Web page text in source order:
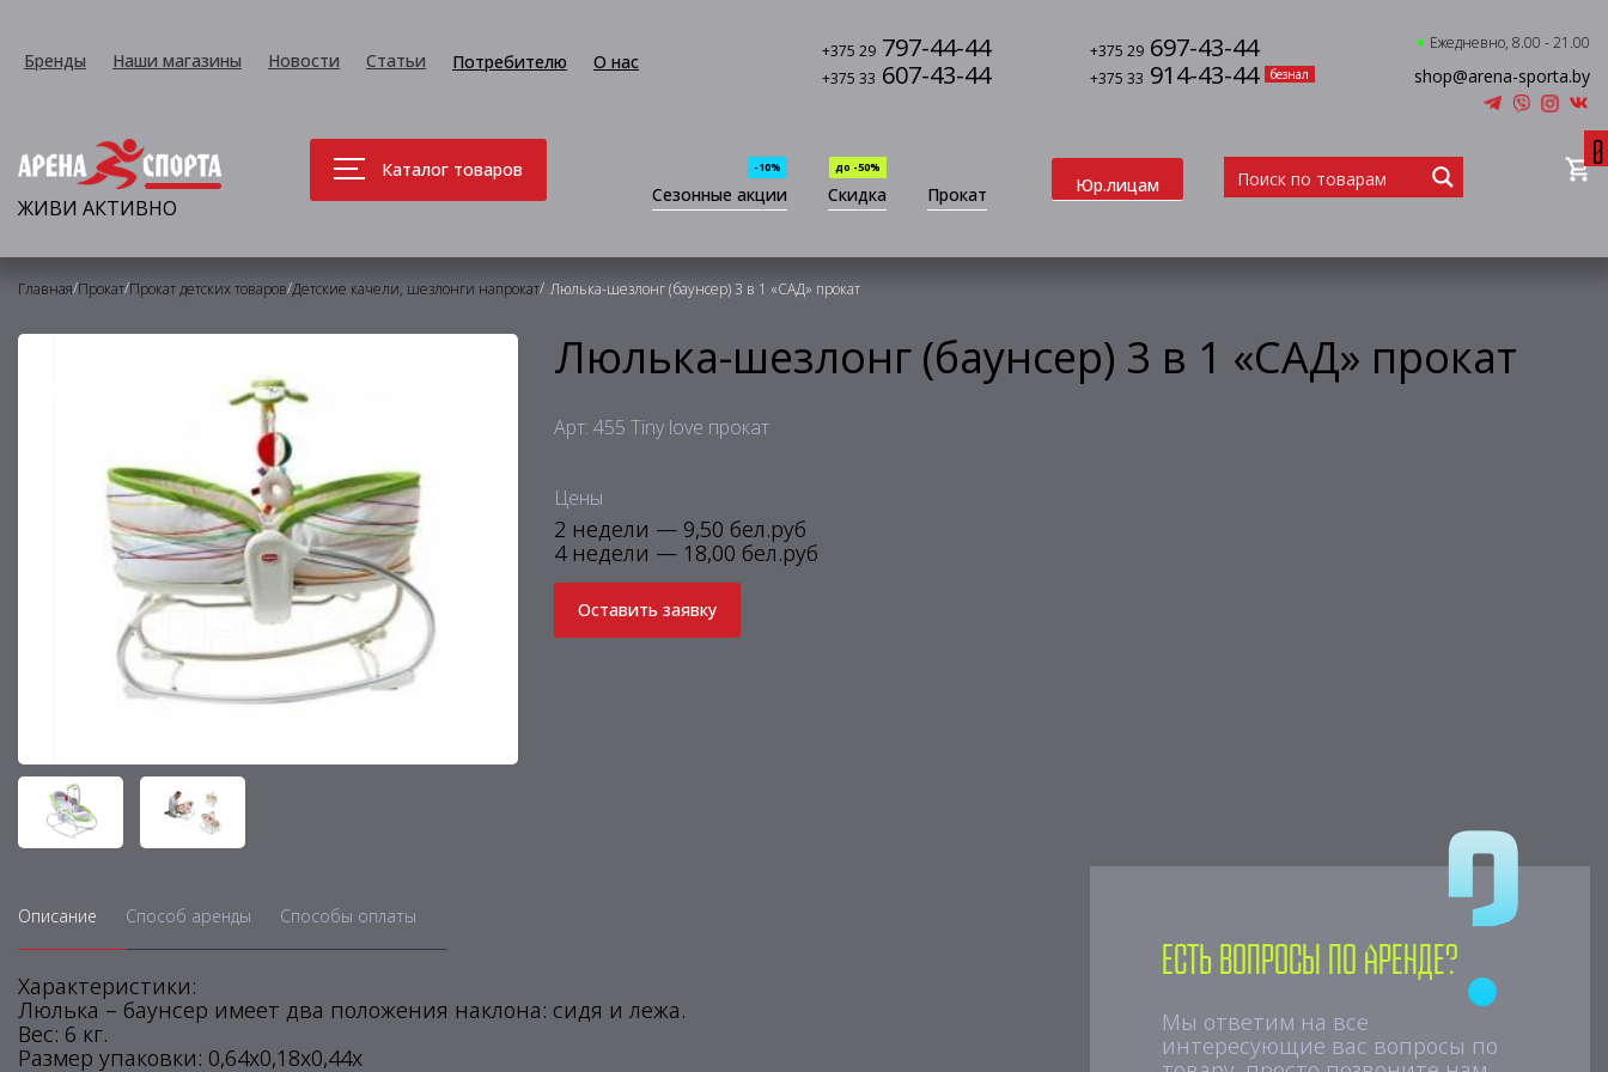
Бренды Наши магазины Новости Статьи Потребителю О нас +375 29 797-44-44 +375 29 697-43-44
+375 33 607-43-44 +375 33 914-43-44 безнал
Ежедневно, 8.00 - 21.00
shop@arena-sporta.by
ЖИВИ АКТИВНО
Каталог товаров
Сезонные акции
-10%
Скидка
до -50%
Прокат Юр.лицам
0
Главная/Прокат/Прокат детских товаров/Детские качели, шезлонги напрокат/ Люлька-шезлонг (баунсер) 3 в 1 «САД» прокат
Люлька-шезлонг (баунсер) 3 в 1 «САД» прокат
Арт: 455 Tiny love прокат
Цены
2 недели — 9,50 бел.руб
4 недели — 18,00 бел.руб
Оставить заявку
Описание Способ аренды Способы оплаты
Характеристики:
Люлька – баунсер имеет два положения наклона: сидя и лежа.
Вес: 6 кг.
Размер упаковки: 0,64х0,18х0,44х
Есть вопросы по аренде?
Мы ответим на все
интересующие вас вопросы по